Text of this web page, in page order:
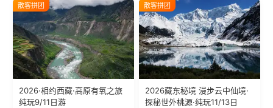
散客拼团
2026·相约西藏·高原有氧之旅
纯玩9/11日游
散客拼团
2026藏东秘境 漫步云中仙境·
探秘世外桃源·纯玩11/13日